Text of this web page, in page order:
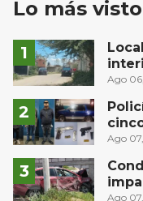
Lo más visto
Ago
Ago
Ago